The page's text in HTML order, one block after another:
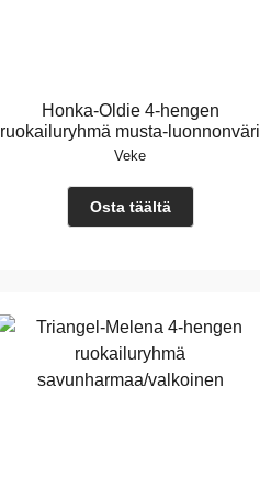
Honka-Oldie 4-hengen
ruokailuryhmä musta-luonnonväri
Veke
Osta täältä